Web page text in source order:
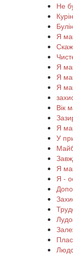
Не
Я
Я
Я
Я
Вік
Я
У
Я
Я -